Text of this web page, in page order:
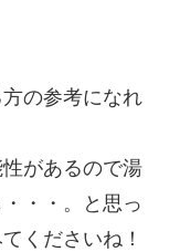
の参考になれ
があるので湯
・・。と思っ
くださいね！